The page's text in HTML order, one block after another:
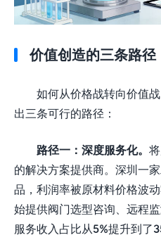
价值创造的三条路径
如何从价格战转向价值
出三条可行的路径：
路径一：深度服务化。
的解决方案提供商。深圳一
品，利润率被原材料价格波
始提供阀门选型咨询、远程
服务收入占比从5%提升到了